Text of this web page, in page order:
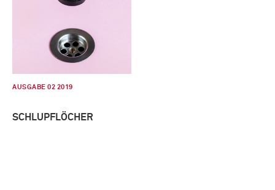
AUSGABE 02 2019
SCHLUPFLÖCHER